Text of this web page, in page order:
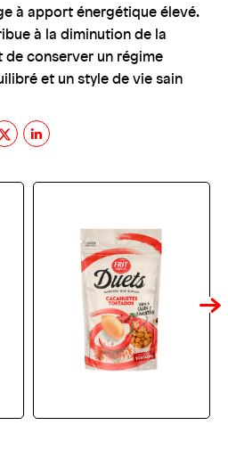
à apport énergétique élevé.
à la diminution de la
conserver un régime
et un style de vie sain